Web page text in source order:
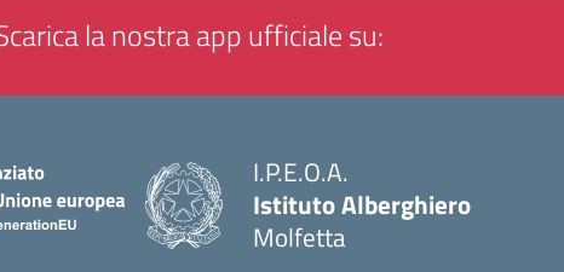
la nostra app ufficiale su:
I.P.E.O.A.
Istituto Alberghiero
Molfetta